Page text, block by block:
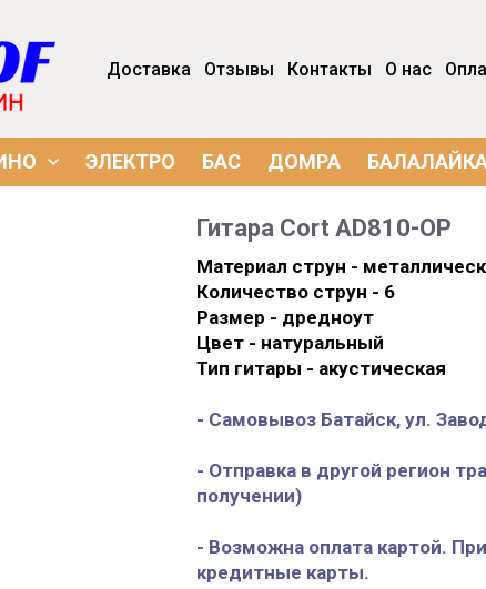
Доставка Отзывы Контакты О нас
ЭЛЕКТРО БАС ДОМРА
Гитара Cort AD810-OP
Материал струн -
Количество струн - 6
Размер - дредноут
Цвет - натуральный
Тип гитары - акустическая
- Самовывоз Батайск, ул.
- Отправка в другой регион
получении)
- Возможна оплата картой.
кредитные карты.